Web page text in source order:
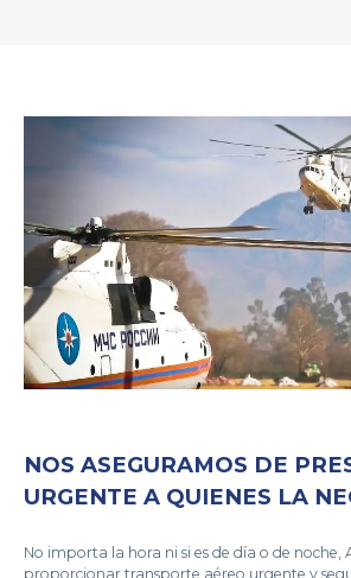
NOS ASEGURAMOS DE
URGENTE A QUIENES LA
No importa la hora ni si es de día o de noche,
proporcionar transporte aéreo urgente y